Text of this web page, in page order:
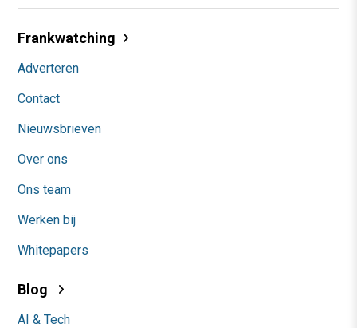
Frankwatching
Adverteren
Contact
Nieuwsbrieven
Over ons
Ons team
Werken bij
Whitepapers
Blog
AI & Tech